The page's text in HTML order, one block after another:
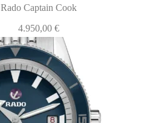
Rado Captain Cook
4.950,00 €